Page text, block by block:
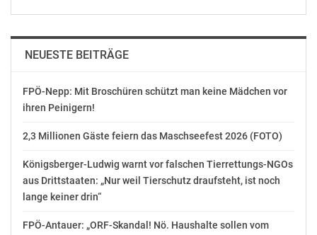
League-Viertelfinale
Dezember 2, 2019
NEUESTE BEITRÄGE
FPÖ-Nepp: Mit Broschüren schützt man keine Mädchen vor
ihren Peinigern!
2,3 Millionen Gäste feiern das Maschseefest 2026 (FOTO)
Königsberger-Ludwig warnt vor falschen Tierrettungs-NGOs
aus Drittstaaten: „Nur weil Tierschutz draufsteht, ist noch
lange keiner drin“
FPÖ-Antauer: „ORF-Skandal! Nö. Haushalte sollen vom